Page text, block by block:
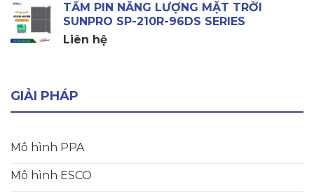
TẤM PIN NĂNG LƯỢNG MẶT TRỜI
SUNPRO SP-210R-96DS SERIES
Liên hệ
GIẢI PHÁP
Mô hình PPA
Mô hình ESCO